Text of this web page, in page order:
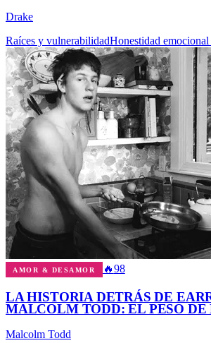
Drake
Raíces y vulnerabilidadHonestidad emocional
AMOR & DESAMOR 🔥98
LA HISTORIA DETRÁS DE
MALCOLM TODD: EL PESO DE
Malcolm Todd